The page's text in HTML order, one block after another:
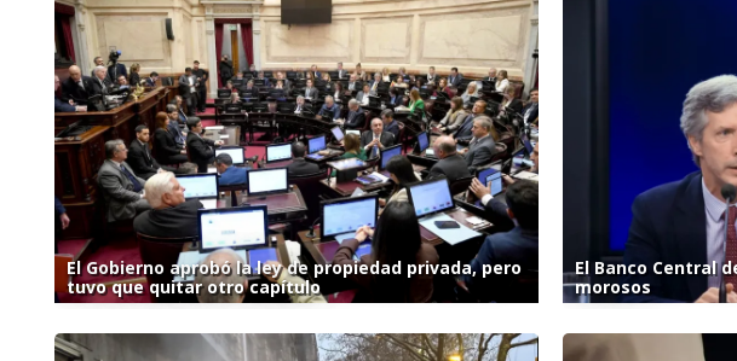
El Gobierno aprobó la ley de propiedad privada, pero
tuvo que quitar otro capítulo
El Banco Central
morosos